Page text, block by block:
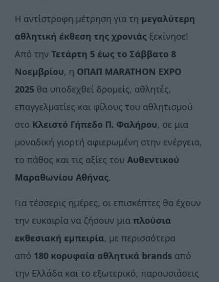
Η αντίστροφη μέτρηση για τη μεγαλύτερη
αθλητική έκθεση της χρονιάς ξεκίνησε!
Από την Τετάρτη 5 έως το Σάββατο 8
Νοεμβρίου, η ΟΠΑΠ MARATHON EXPO
2025 θα υποδεχθεί δρομείς, αθλητές,
επαγγελματίες και φίλους του αθλητισμού
στο Κλειστό Γήπεδο Π. Φαλήρου, σε μια
μοναδική γιορτή αφιερωμένη στην ενέργεια,
το πάθος και τις αξίες του Αυθεντικού
Μαραθωνίου Αθήνας.
Για τέσσερις ημέρες, οι επισκέπτες θα έχουν
την ευκαιρία να ζήσουν μια πλούσια
εκθεσιακή εμπειρία, με περισσότερα
από 180 κορυφαία αθλητικά brands από
την Ελλάδα και το εξωτερικό, παρουσιάσεις